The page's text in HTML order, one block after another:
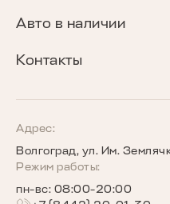
T8
Сравнение
Кредитные программы
Программы страхования
Программа «Помощь в
Гарантия
Запись на сервис
О бренде
Награды TENET
Сообщество
Беговое сообщество
Авто в наличии
Контакты
Адрес:
Волгоград, ул. Им.
Режим работы:
пн-вс: 08:00-20:00